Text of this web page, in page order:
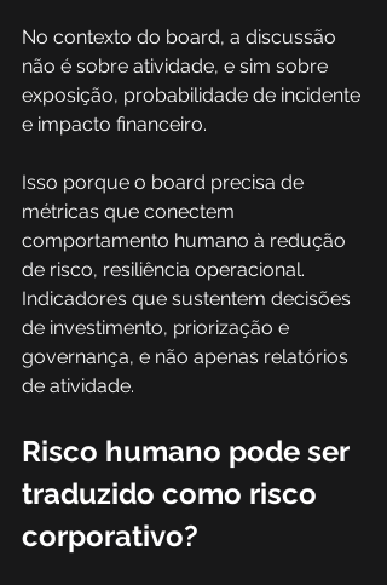
No contexto do board, a discussão
não é sobre atividade, e sim sobre
exposição, probabilidade de incidente
e impacto financeiro.
Isso porque o board precisa de
métricas que conectem
comportamento humano à redução
de risco, resiliência operacional.
Indicadores que sustentem decisões
de investimento, priorização e
governança, e não apenas relatórios
de atividade.
Risco humano pode ser
traduzido como risco
corporativo?